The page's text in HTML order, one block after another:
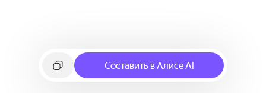
Составить в Алисе AI